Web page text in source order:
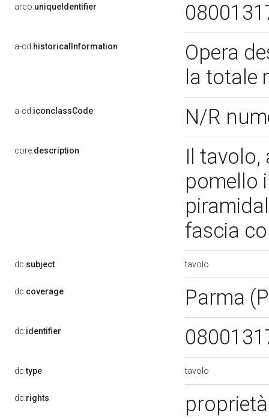
arco:uniqueIdentifier
a-cd:historicalInformation
Opera
la totale
a-cd:iconclassCode N/R
core:description
Il
pomello
fascia
dc:subject tavolo
dc:coverage Parma
dc:identifier
dc:type tavolo
dc:rights